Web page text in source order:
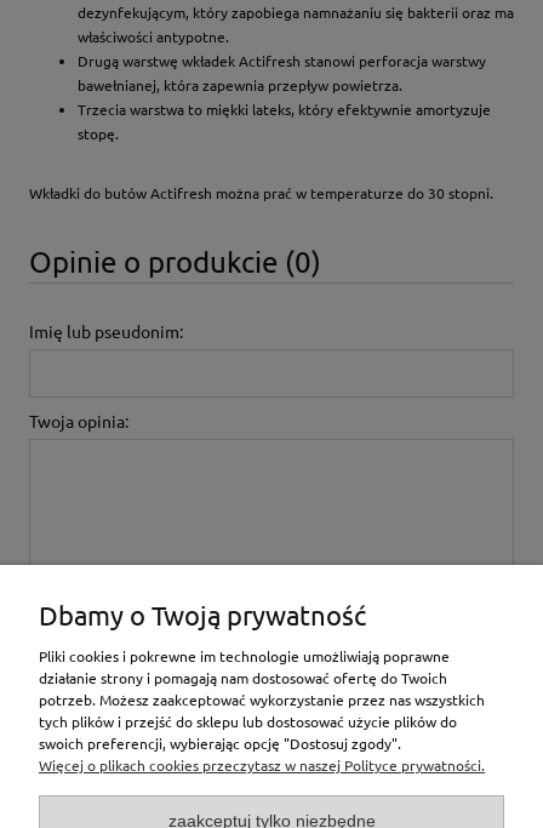
dezynfekującym, który zapobiega namnażaniu się bakterii oraz ma
właściwości antypotne.
Drugą warstwę wkładek Actifresh stanowi perforacja warstwy
bawełnianej, która zapewnia przepływ powietrza.
Trzecia warstwa to miękki lateks, który efektywnie amortyzuje
stopę.
Wkładki do butów Actifresh można prać w temperaturze do 30 stopni.
Opinie o produkcie (0)
Imię lub pseudonim:
Twoja opinia:
inne
Moje konto
Dbamy o Twoją prywatność
Pliki cookies i pokrewne im technologie umożliwiają poprawne
działanie strony i pomagają nam dostosować ofertę do Twoich
potrzeb. Możesz zaakceptować wykorzystanie przez nas wszystkich
tych plików i przejść do sklepu lub dostosować użycie plików do
swoich preferencji, wybierając opcję "Dostosuj zgody".
Więcej o plikach cookies przeczytasz w naszej Polityce prywatności.
zaakceptuj tylko niezbędne